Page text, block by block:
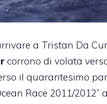
a Tristan Da
corrono di volata
il quarantesimo
Race 2011/2012”